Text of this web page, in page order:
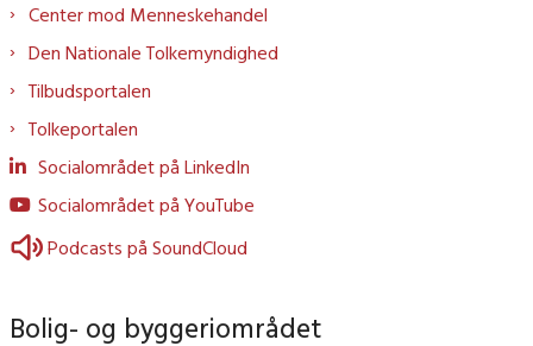
Center mod Menneskehandel
Den Nationale Tolkemyndighed
Tilbudsportalen
Tolkeportalen
Socialområdet på LinkedIn
Socialområdet på YouTube
Podcasts på SoundCloud
Bolig- og byggeriområdet